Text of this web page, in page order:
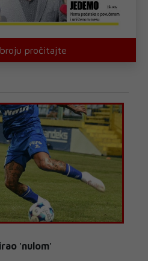
pročitajte
'nulom'